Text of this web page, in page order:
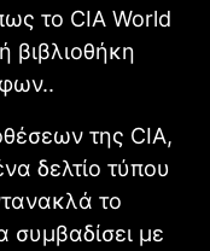
το CIA World
βιβλιοθήκη
της CIA,
δελτίο τύπου
το
συμβαδίσει με